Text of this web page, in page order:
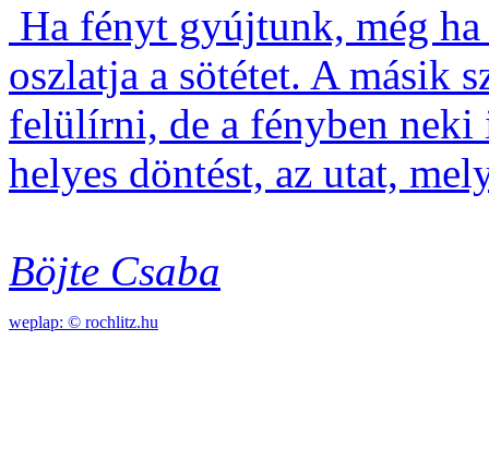
Ha fényt gyújtunk, még
oszlatja a sötétet. A másik
felülírni, de a fényben neki
helyes döntést, az utat,
Böjte Csaba
weplap: © rochlitz.hu